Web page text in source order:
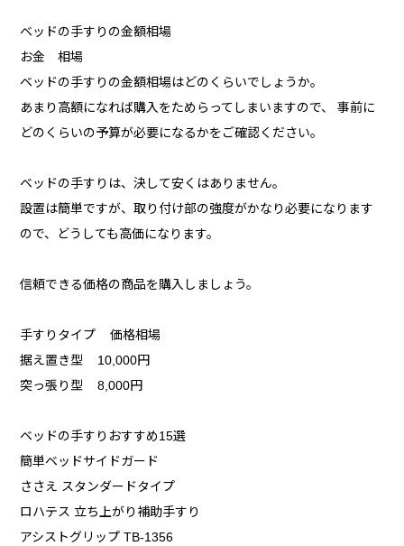
ベッドの手すりの金額相場
お金 相場
ベッドの手すりの金額相場はどのくらいでしょうか。
あまり高額になれば購入をためらってしまいますので、 事前に
どのくらいの予算が必要になるかをご確認ください。
ベッドの手すりは、決して安くはありません。
設置は簡単ですが、取り付け部の強度がかなり必要になります
ので、どうしても高価になります。
信頼できる価格の商品を購入しましょう。
手すりタイプ 価格相場
据え置き型 10,000円
突っ張り型 8,000円
ベッドの手すりおすすめ15選
簡単ベッドサイドガード
ささえ スタンダードタイプ
ロハテス 立ち上がり補助手すり
アシストグリップ TB-1356